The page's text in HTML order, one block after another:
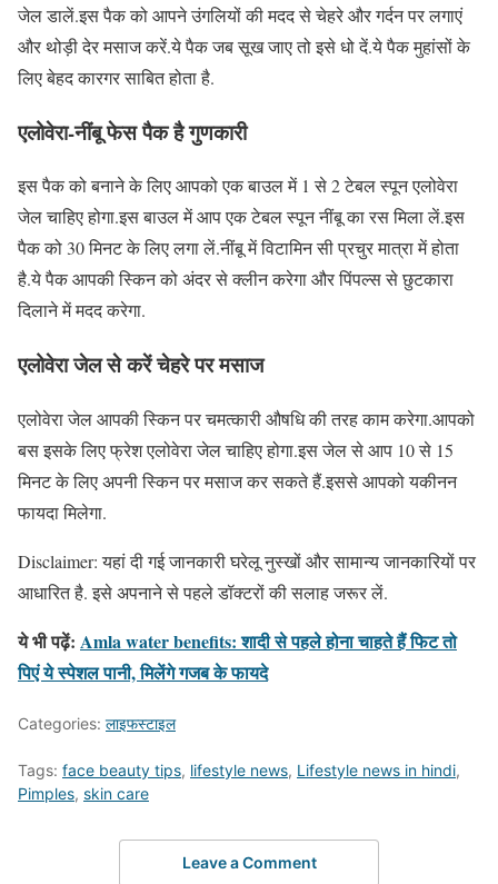
जेल डालें.इस पैक को आपने उंगलियों की मदद से चेहरे और गर्दन पर लगाएं
और थोड़ी देर मसाज करें.ये पैक जब सूख जाए तो इसे धो दें.ये पैक मुहांसों के
लिए बेहद कारगर साबित होता है.
एलोवेरा-नींबू फेस पैक है गुणकारी
इस पैक को बनाने के लिए आपको एक बाउल में 1 से 2 टेबल स्पून एलोवेरा
जेल चाहिए होगा.इस बाउल में आप एक टेबल स्पून नींबू का रस मिला लें.इस
पैक को 30 मिनट के लिए लगा लें.नींबू में विटामिन सी प्रचुर मात्रा में होता
है.ये पैक आपकी स्किन को अंदर से क्लीन करेगा और पिंपल्स से छुटकारा
दिलाने में मदद करेगा.
एलोवेरा जेल से करें चेहरे पर मसाज
एलोवेरा जेल आपकी स्किन पर चमत्कारी औषधि की तरह काम करेगा.आपको
बस इसके लिए फ्रेश एलोवेरा जेल चाहिए होगा.इस जेल से आप 10 से 15
मिनट के लिए अपनी स्किन पर मसाज कर सकते हैं.इससे आपको यकीनन
फायदा मिलेगा.
Disclaimer: यहां दी गई जानकारी घरेलू नुस्खों और सामान्य जानकारियों पर
आधारित है. इसे अपनाने से पहले डॉक्टरों की सलाह जरूर लें.
ये भी पढ़ें: Amla water benefits: शादी से पहले होना चाहते हैं फिट तो
पिएं ये स्पेशल पानी, मिलेंगे गजब के फायदे
Categories: लाइफस्टाइल
Tags: face beauty tips, lifestyle news, Lifestyle news in hindi,
Pimples, skin care
Leave a Comment